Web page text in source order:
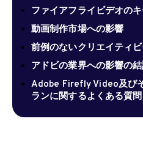
ファイアフライビデオの
動画制作市場への影響
前例のないクリエイティ
アドビの業界への影響の
Adobe Firefly Video及び
ランに関するよくある質問